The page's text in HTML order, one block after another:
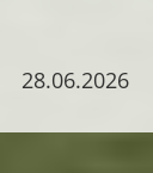
28.06.2026